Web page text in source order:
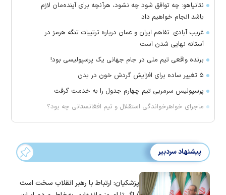
نتانیاهو: چه توافق شود چه نشود، هرآنچه برای آینده‌مان لازم
باشد انجام خواهیم داد
غریب آبادی: تفاهم ایران و عمان درباره ترتیبات تنگه هرمز در
آستانه نهایی شدن است
برنده واقعی تیم ملی در جام جهانی یک پرسپولیسی بود!
۵ تغییر ساده برای افزایش گردش خون در بدن
پرسپولیس سرمربی تیم چهارم جدول را به خدمت گرفت
ماجرای خواهرخواندگی استقلال و تیم افغانستانی چه بود؟
پیشنهاد سردبیر
پزشکیان: ارتباط با رهبر انقلاب سخت است